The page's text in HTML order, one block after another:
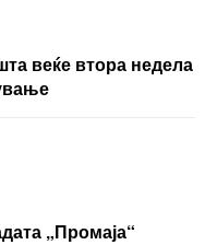
веќе втора недела
„Промаја“